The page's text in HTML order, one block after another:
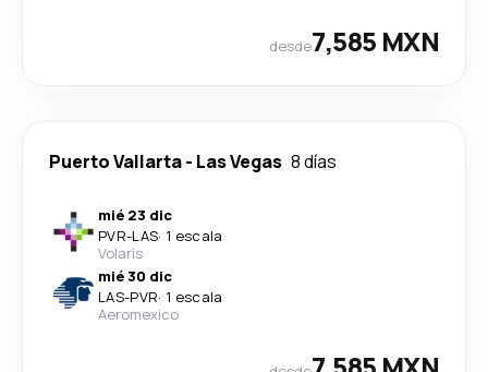
desde7,585 MXN
Puerto Vallarta- Las Vegas 8 días
mié 23 dic
PVR-LAS· 1 escala
Volaris
mié 30 dic
LAS-PVR· 1 escala
Aeromexico